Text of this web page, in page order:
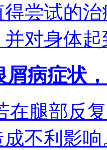
尝试的
对身体
屑病症状
在腿部反
不利影